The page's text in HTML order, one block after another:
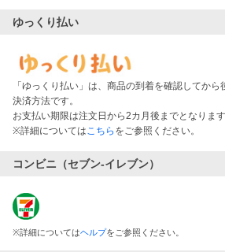
ゆっくり払い
「ゆっくり払い」は、商品の到着を確認してか
決済方法です。
お支払い期限は注文日から2カ月後までとなります
※詳細についてはこちら をご参照ください。
コンビニ（セブン-イレブン）
※詳細についてはヘルプをご参照ください。